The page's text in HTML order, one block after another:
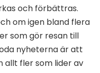
och förbättras.
om igen bland flera
som gör resan till
nyheterna är att
allt fler som lider av